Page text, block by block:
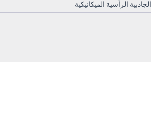
الجاذبية الرأسية الميكانيكية